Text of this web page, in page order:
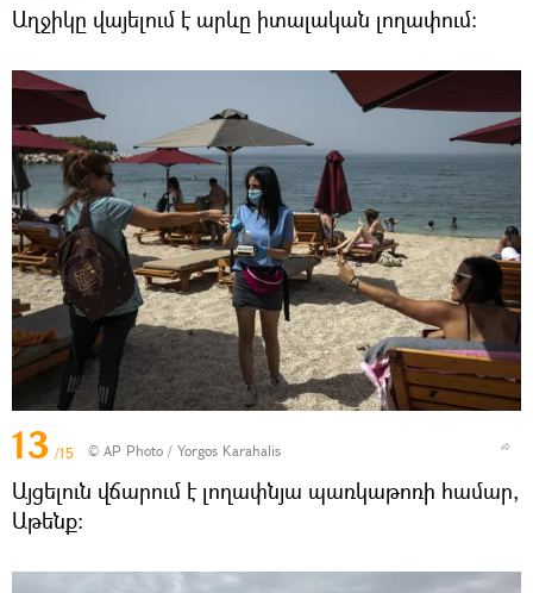
Աղջիկը վայելում է արևը իտալական լողափում։
13 /15 © AP Photo / Yorgos Karahalis
Այցելուն վճարում է լողափնյա պառկաթոռի համար,
Աթենք։